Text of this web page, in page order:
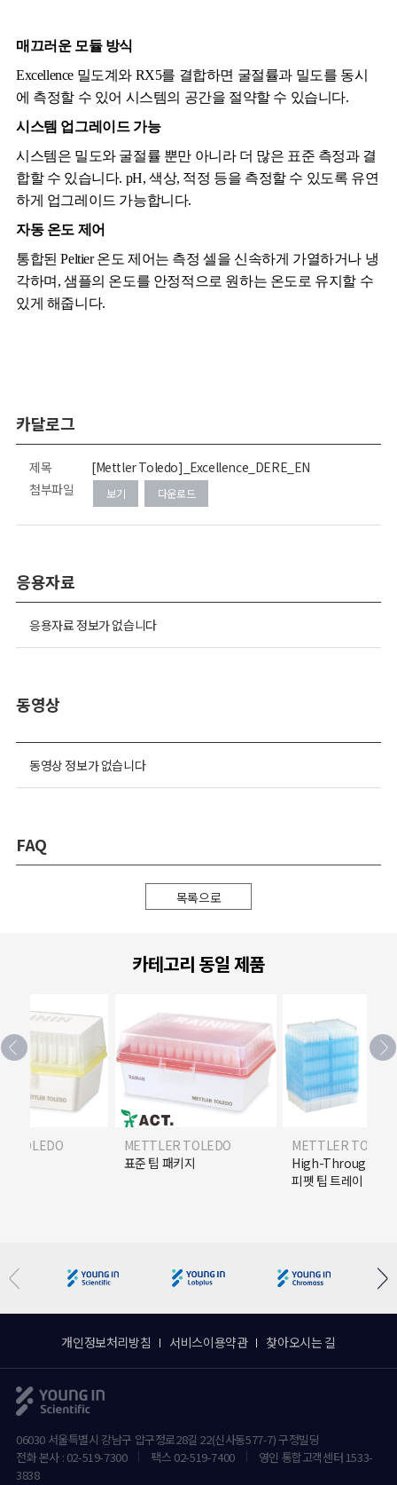
매끄러운 모듈 방식
Excellence 밀도계와 RX5를 결합하면 굴절률과 밀도를 동시
에 측정할 수 있어 시스템의 공간을 절약할 수 있습니다.
시스템 업그레이드 가능
시스템은 밀도와 굴절률 뿐만 아니라 더 많은 표준 측정과 결
합할 수 있습니다. pH, 색상, 적정 등을 측정할 수 있도록 유연
하게 업그레이드 가능합니다.
자동 온도 제어
통합된 Peltier 온도 제어는 측정 셀을 신속하게 가열하거나 냉
각하며, 샘플의 온도를 안정적으로 원하는 온도로 유지할 수
있게 해줍니다.
카달로그
제목
[Mettler Toledo]_Excellence_DERE_EN
첨부파일
보기 다운로드
응용자료
응용자료 정보가 없습니다
동영상
동영상 정보가 없습니다
FAQ
목록으로
카테고리 동일 제품
TOLEDO
METTLER TOLEDO
표준 팁 패키지
METTLER
High-Throughput
피펫 팁 트레이
개인정보처리방침 서비스이용약관 찾아오시는 길
06030 서울특별시 강남구 압구정로28길 22(신사동577-7) 구정빌딩
전화 본사 : 02-519-7300
팩스 02-519-7400
영인 통합고객센터 1533-
3838